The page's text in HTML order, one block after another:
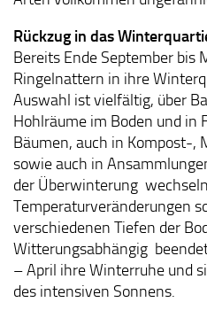
Rückzug in das
Bereits Ende September bis
Ringelnattern in ihre
Auswahl ist vielfältig, über
Hohlräume im Boden und in
Bäumen, auch in Kompost-,
sowie auch in
der Überwinterung
Temperaturveränderungen
verschiedenen Tiefen der
Witterungsabhängig
– April ihre Winterruhe und
des intensiven Sonnens.